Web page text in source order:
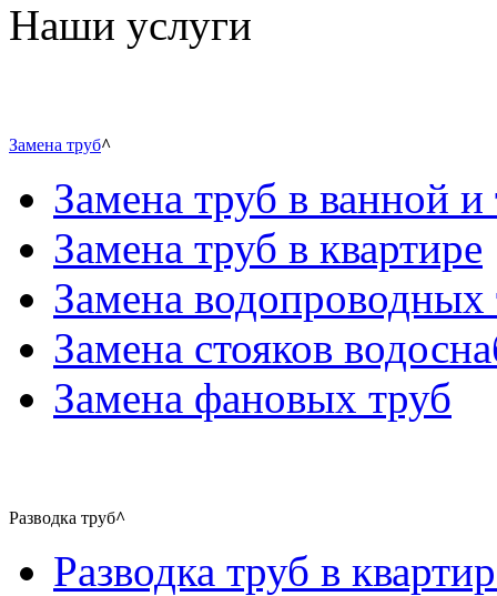
Наши услуги
Замена труб^
Замена труб в ванной и
Замена труб в квартире
Замена водопроводных
Замена стояков
Замена фановых труб
Разводка труб^
Разводка труб в